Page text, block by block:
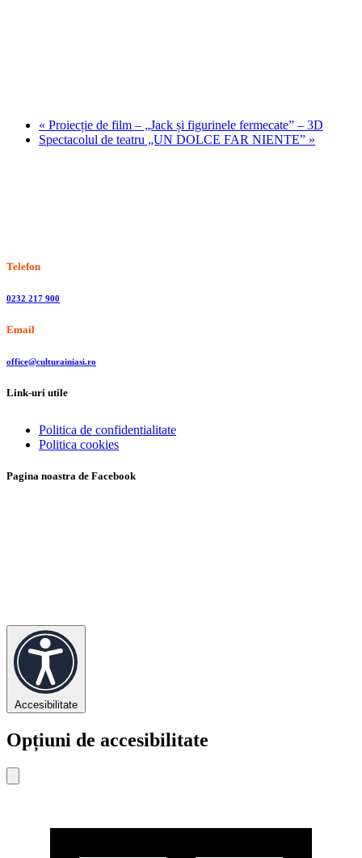
« Proiecție de film – „Jack și figurinele fermecate” – 3D
Spectacolul de teatru „UN DOLCE FAR NIENTE” »
Telefon
0232 217 900
Email
office@culturainiasi.ro
Link-uri utile
Politica de confidentialitate
Politica cookies
Pagina noastra de Facebook
Accesibilitate
Opțiuni de accesibilitate